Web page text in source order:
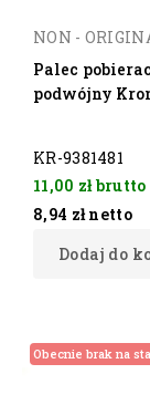
NON -
Palec
podwójny
KR-9381481
11,00 złbrutto
8,94 zł netto
Dodaj do
Obecnie brak na